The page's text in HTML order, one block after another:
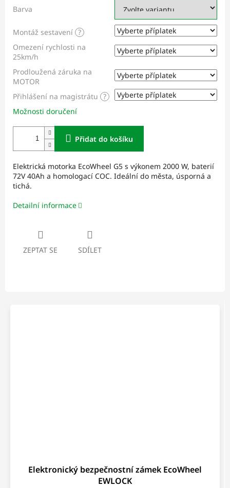
Barva
Montáž sestavení ?
Omezení rychlosti na
25km/h
Prodloužená záruka na
MOTOR
Přihlášení na magistrátu ?
Možnosti doručení
Přidat do košíku
Elektrická motorka EcoWheel G5 s výkonem 2000 W, baterií
72V 40Ah a homologací COC. Ideální do města, úsporná a
tichá.
Detailní informace
ZEPTAT SE SDÍLET
Elektronický bezpečnostní zámek EcoWheel
EWLOCK